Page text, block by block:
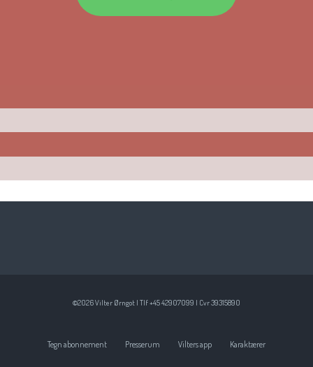
©2026 Vilter Ørngot | Tlf +45 42907099 | Cvr 39315890
Tegn abonnement Presserum Vilters app Karaktærer